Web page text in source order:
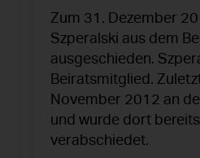
Zum 31. Dezember
Szperalski aus dem
ausgeschieden.
Beiratsmitglied.
November 2012 an
und wurde dort
verabschiedet.